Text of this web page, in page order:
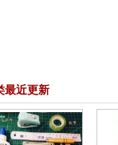
最近更新